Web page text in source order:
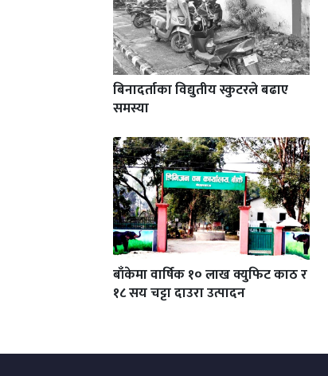
बिनादर्ताका विद्युतीय स्कुटरले बढाए
समस्या
बाँकेमा वार्षिक १० लाख क्युफिट काठ र
१८ सय चट्टा दाउरा उत्पादन